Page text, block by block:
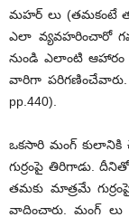
మహర్ లు (తమకంటే
ఎలా వ్యవహరించారో
నుండి ఎలాంటి ఆహారం
వారిగా పరిగణించేవారు.
pp.440).
ఒకసారి మంగ్ కులానికి
గుర్రంపై తిరిగాడు.
తమకు మాత్రమే
వాదించారు. మంగ్ లు